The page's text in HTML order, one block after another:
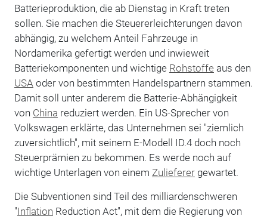
Batterieproduktion, die ab Dienstag in Kraft treten
sollen. Sie machen die Steuererleichterungen davon
abhängig, zu welchem Anteil Fahrzeuge in
Nordamerika gefertigt werden und inwieweit
Batteriekomponenten und wichtige Rohstoffe aus den
USA oder von bestimmten Handelspartnern stammen.
Damit soll unter anderem die Batterie-Abhängigkeit
von China reduziert werden. Ein US-Sprecher von
Volkswagen erklärte, das Unternehmen sei "ziemlich
zuversichtlich", mit seinem E-Modell ID.4 doch noch
Steuerprämien zu bekommen. Es werde noch auf
wichtige Unterlagen von einem Zulieferergewartet.
Die Subventionen sind Teil des milliardenschweren
"Inflation Reduction Act", mit dem die Regierung von